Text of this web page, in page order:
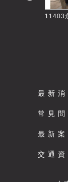
11403
最 新 消
常 見 問
最 新 案
交 通 資